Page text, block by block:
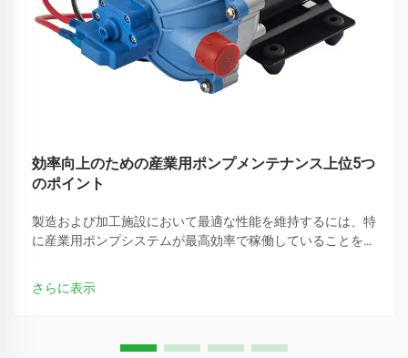
効率向上のための産業用ポンプメンテナンス上位5つ
のポイント
製造および加工施設において最適な性能を維持するには、特
に産業用ポンプシステムが最高効率で稼働していることを確
す。定期的なメンテナンス手順…
さらに表示